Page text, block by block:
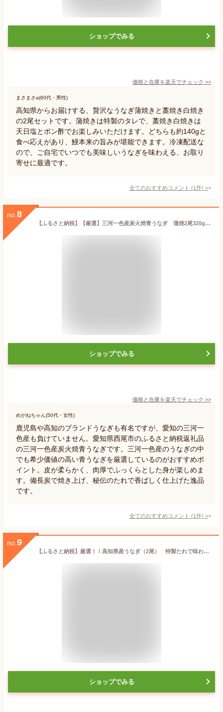
ショップでみる
価格と在庫を楽天でチェック >>
まさまさa(60代・男性)
高知県からお届けする、贅沢なうなぎ蒲焼きと藁焼き白焼き
の2尾セットです。蒲焼きは特製のタレで、藁焼き白焼きは
天日塩とポン酢でお楽しみいただけます。どちらも約140gと
食べ応えがあり、鰻本来の旨みが堪能できます。冷凍配送な
ので、ご自宅でいつでも美味しいうなぎを味わえる、お取り
寄せに最適です。
全てのおすすめコメント (1件) >
no. 8
【ふるさと納税】【厳選】三河一色産炭火焼青うなぎ 蒲焼2尾320g以上・U045 うなぎ 鰻の蒲焼 蒲焼 青うなぎ 炭火焼き 三河一色産 一色産 国産 愛知県産 個別包装 個包装 真空パック 小分け パック 真空 グルメ お取り寄せ 贈答 贈り物 ギフト おすすめ 愛知県 西尾市
ショップでみる
価格と在庫を楽天でチェック >>
めがねちゃん(50代・女性)
鹿児島や高知のブランドうなぎも有名ですが、愛知の三河一
色産も負けていません。愛知県西尾市のふるさと納税返礼品
の三河一色産炭火焼青うなぎです。三河一色産のうなぎの中
でも希少価値の高い青うなぎを厳選しているのがおすすめポ
イント。皮が柔らかく、肉厚でふっくらとした身が楽しめま
す。備長炭で焼き上げ、秘伝のたれで香ばしく仕上げた逸品
です。
全てのおすすめコメント (1件) >
no. 9
【ふるさと納税】厳選！！高知県産うなぎ（2尾） 特製たれで味わう 四万十川など清流が多い高知県産のウナギ 国産 地域で人気の有名店 送料無料
ショップでみる